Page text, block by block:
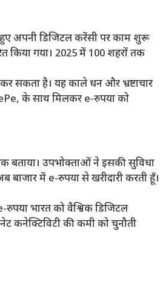
अपनी डिजिटल करेंसी पर काम शुरू
किया गया। 2025 में 100 शहरों तक
सकता है। यह काले धन और भ्रष्टाचार
के साथ मिलकर e-रुपया को
बताया। उपभोक्ताओं ने इसकी सुविधा
बाजार में e-रुपया से खरीदारी करती हूँ।
भारत को वैश्विक डिजिटल
कनेक्टिविटी की कमी को चुनौती